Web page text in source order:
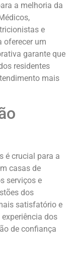
a melhoria da
e
oferecer um
garante que
residentes
mais
é crucial para a
casas de
serviços e
dos
satisfatório e
dos
de confiança